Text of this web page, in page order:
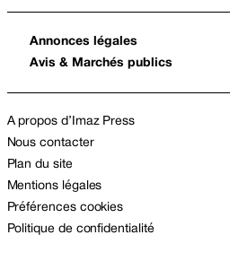
Annonces légales
Avis & Marchés publics
A propos d’Imaz Press
Nous contacter
Plan du site
Mentions légales
Préférences cookies
Politique de confidentialité